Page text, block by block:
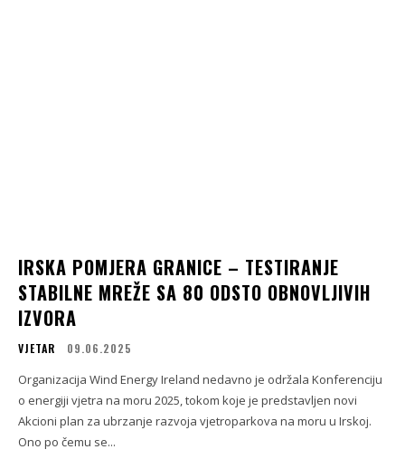
IRSKA POMJERA GRANICE – TESTIRANJE
STABILNE MREŽE SA 80 ODSTO OBNOVLJIVIH
IZVORA
VJETAR 09.06.2025
Organizacija Wind Energy Ireland nedavno je održala Konferenciju
o energiji vjetra na moru 2025, tokom koje je predstavljen novi
Akcioni plan za ubrzanje razvoja vjetroparkova na moru u Irskoj.
Ono po čemu se...